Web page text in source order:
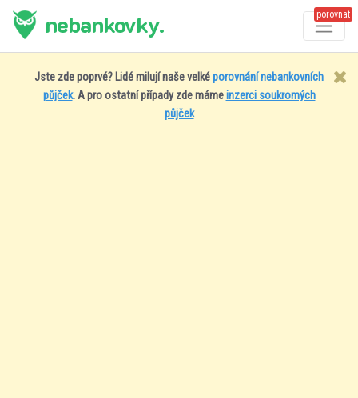
nebankovky. porovnat
Jste zde poprvé? Lidé milují naše velképorovnání nebankovních
půjček. A pro ostatní případy zde mámeinzerci soukromých
půjček